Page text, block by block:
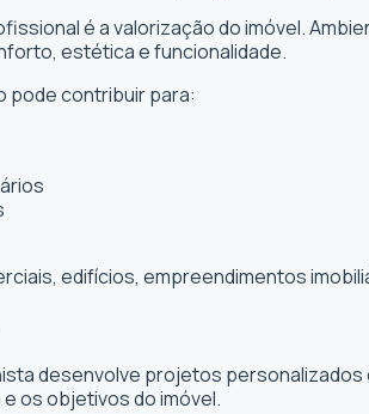
é a valorização do imóvel.
estética e funcionalidade.
pode contribuir para:
edifícios, empreendimentos
desenvolve projetos
os objetivos do imóvel.